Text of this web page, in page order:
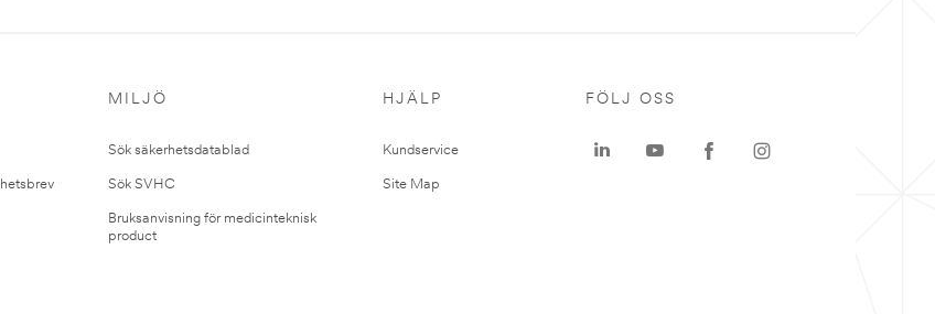
MILJÖ
Sök säkerhetsdatablad
Sök SVHC
Bruksanvisning för medicinteknisk
product
HJÄLP
Kundservice
Site Map
FÖLJ OSS